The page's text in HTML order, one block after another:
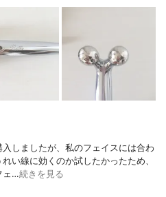
しましたが、私のフェイスには合わ
い線に効くのか試したかったため、
ェ…続きを見る